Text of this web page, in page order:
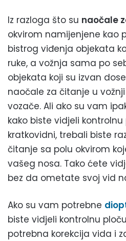
Iz razloga što su naočale
okvirom namijenjene kao
bistrog viđenja objekata
ruke, a vožnja sama po
objekata koji su izvan
naočale za čitanje u
vozače. Ali ako su vam
kako biste vidjeli
kratkovidni, trebali biste
čitanje sa polu okvirom
vašeg nosa. Tako ćete
bez da ometate svoj vid
Ako su vam potrebne
biste vidjeli kontrolnu
potrebna korekcija vida i